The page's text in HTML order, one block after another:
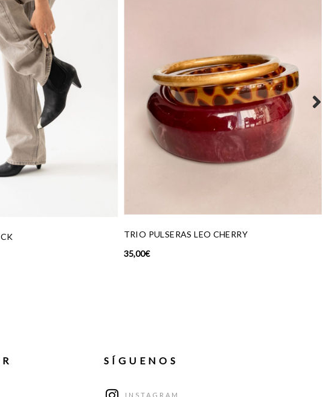
TRIO PULSERAS LEO CHERRY
COLLAR PIEDRA
SÍGUENOS
INSTAGRAM